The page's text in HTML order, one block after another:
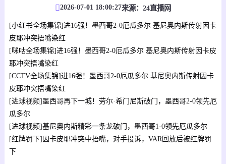
2026-07-01 18:00:27来源： 24直播网
[小红书全场集锦]进16强！墨西哥2-0厄瓜多尔 基尼奥内斯传射因卡
皮耶冲突捂嘴染红
[咪咕全场集锦]进16强！墨西哥2-0厄瓜多尔 基尼奥内斯传射因卡皮
耶冲突捂嘴染红
[CCTV全场集锦]进16强！墨西哥2-0厄瓜多尔 基尼奥内斯传射因卡
皮耶冲突捂嘴染红
[进球视频]墨西哥再下一城！劳尔·希门尼斯破门，墨西哥2-0领先厄
瓜多尔
[进球视频]基尼奥内斯精彩一条龙破门，墨西哥1-0领先厄瓜多尔
[红牌罚下]因卡皮耶冲突中捂嘴，对手投诉，VAR回放后被红牌罚
下